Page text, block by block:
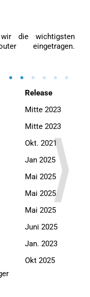
die wichtigsten
eingetragen.
• • • • • •
Release
Mitte 2023
Mitte 2023
Okt. 2021
Jan 2025
Mai 2025
Mai 2025
Mai 2025
Juni 2025
Jan. 2023
Okt 2025